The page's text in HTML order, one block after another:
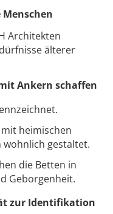
Architekten
älterer
Ankern schaffen
heimischen
wohnlich gestaltet.
die Betten in
Geborgenheit.
zur Identifikation